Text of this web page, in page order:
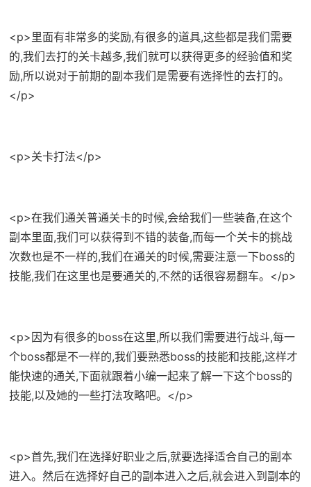
<p>里面有非常多的奖励,有很多的道具,这些都是我们需要
的,我们去打的关卡越多,我们就可以获得更多的经验值和奖
励,所以说对于前期的副本我们是需要有选择性的去打的。
</p>
<p>关卡打法</p>
<p>在我们通关普通关卡的时候,会给我们一些装备,在这个
副本里面,我们可以获得到不错的装备,而每一个关卡的挑战
次数也是不一样的,我们在通关的时候,需要注意一下boss的
技能,我们在这里也是要通关的,不然的话很容易翻车。</p>
<p>因为有很多的boss在这里,所以我们需要进行战斗,每一
个boss都是不一样的,我们要熟悉boss的技能和技能,这样才
能快速的通关,下面就跟着小编一起来了解一下这个boss的
技能,以及她的一些打法攻略吧。</p>
<p>首先,我们在选择好职业之后,就要选择适合自己的副本
进入。然后在选择好自己的副本进入之后,就会进入到副本的